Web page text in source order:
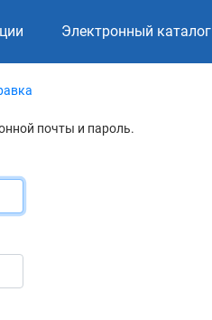
Электронный каталог
почты и пароль.